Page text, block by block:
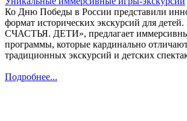
Ко Дню Победы в России представили
формат исторических экскурсий для
СЧАСТЬЯ. ДЕТИ», предлагает
программы, которые кардинально
традиционных экскурсий и детских
Подробнее...